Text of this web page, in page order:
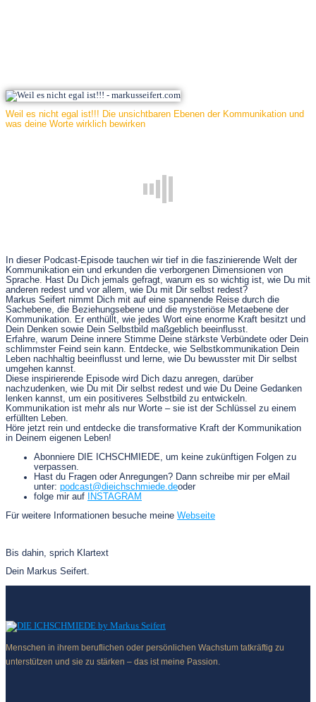
Weil es nicht egal ist!!! Die unsichtbaren Ebenen der Kommunikation und
was deine Worte wirklich bewirken
In dieser Podcast-Episode tauchen wir tief in die faszinierende Welt der
Kommunikation ein und erkunden die verborgenen Dimensionen von
Sprache. Hast Du Dich jemals gefragt, warum es so wichtig ist, wie Du mit
anderen redest und vor allem, wie Du mit Dir selbst redest?
Markus Seifert nimmt Dich mit auf eine spannende Reise durch die
Sachebene, die Beziehungsebene und die mysteriöse Metaebene der
Kommunikation. Er enthüllt, wie jedes Wort eine enorme Kraft besitzt und
Dein Denken sowie Dein Selbstbild maßgeblich beeinflusst.
Erfahre, warum Deine innere Stimme Deine stärkste Verbündete oder Dein
schlimmster Feind sein kann. Entdecke, wie Selbstkommunikation Dein
Leben nachhaltig beeinflusst und lerne, wie Du bewusster mit Dir selbst
umgehen kannst.
Diese inspirierende Episode wird Dich dazu anregen, darüber
nachzudenken, wie Du mit Dir selbst redest und wie Du Deine Gedanken
lenken kannst, um ein positiveres Selbstbild zu entwickeln.
Kommunikation ist mehr als nur Worte – sie ist der Schlüssel zu einem
erfüllten Leben.
Höre jetzt rein und entdecke die transformative Kraft der Kommunikation
in Deinem eigenen Leben!
Abonniere DIE ICHSCHMIEDE, um keine zukünftigen Folgen zu
verpassen.
Hast du Fragen oder Anregungen? Dann schreibe mir per eMail
unter: podcast@dieichschmiede.deoder
folge mir auf
INSTAGRAM
Für weitere Informationen besuche meine Webseite
Bis dahin, sprich Klartext
Dein Markus Seifert.
Menschen in ihrem beruflichen oder persönlichen Wachstum tatkräftig zu
unterstützen und sie zu stärken – das ist meine Passion.